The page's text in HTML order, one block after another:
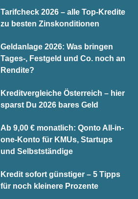
Tarifcheck 2026 – alle Top-Kredite
zu besten Zinskonditionen
Geldanlage 2026: Was bringen
Tages-, Festgeld und Co. noch an
Rendite?
Kreditvergleiche Österreich – hier
sparst Du 2026 bares Geld
Ab 9,00 € monatlich: Qonto All-in-
one-Konto für KMUs, Startups
und Selbstständige
Kredit sofort günstiger – 5 Tipps
für noch kleinere Prozente